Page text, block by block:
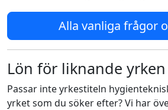
Alla vanliga frågor
Lön för liknande yrken
Passar inte yrkestiteln
yrket som du söker efter? Vi har